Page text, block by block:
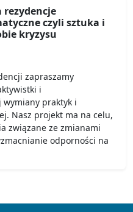
rezydencje
czyli sztuka i
kryzysu
zapraszamy
i
wymiany praktyk i
Nasz projekt ma na celu,
związane ze zmianami
odporności na